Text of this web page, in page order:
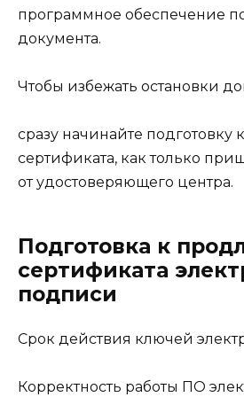
программное обеспечение
документа.
Чтобы избежать остановки
сразу начинайте
сертификата, как только
от удостоверяющего центра.
Подготовка к
сертификата
подписи
Срок действия ключей
Корректность работы ПО